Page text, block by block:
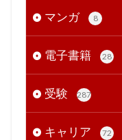
マンガ
8
電子書籍 28
受験 287
キャリア 72